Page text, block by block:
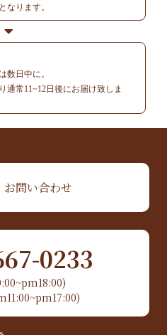
なります。
数日中に。
通常11~12日後にお届け致しま
お問い合わせ
0233